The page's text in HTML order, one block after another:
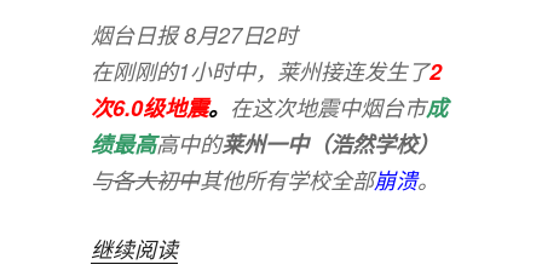
烟台日报 8月27日2时
在刚刚的1小时中，莱州接连发生了2
次6.0级地震。 在这次地震中烟台市成
绩最高高中的莱州一中（浩然学校）
与各大初中其他所有学校全部崩溃。
继续阅读“浩